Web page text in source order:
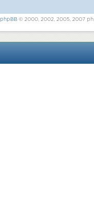
phpBB© 2000, 2002, 2005, 2007